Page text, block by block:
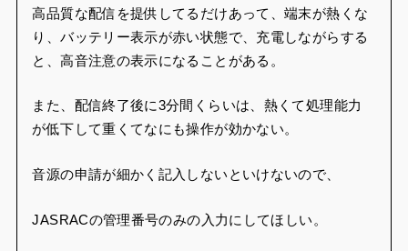
高品質な配信を提供してるだけあって、端末が熱くな
り、バッテリー表示が赤い状態で、充電しながらする
と、高音注意の表示になることがある。
また、配信終了後に3分間くらいは、熱くて処理能力
が低下して重くてなにも操作が効かない。
音源の申請が細かく記入しないといけないので、
JASRACの管理番号のみの入力にしてほしい。